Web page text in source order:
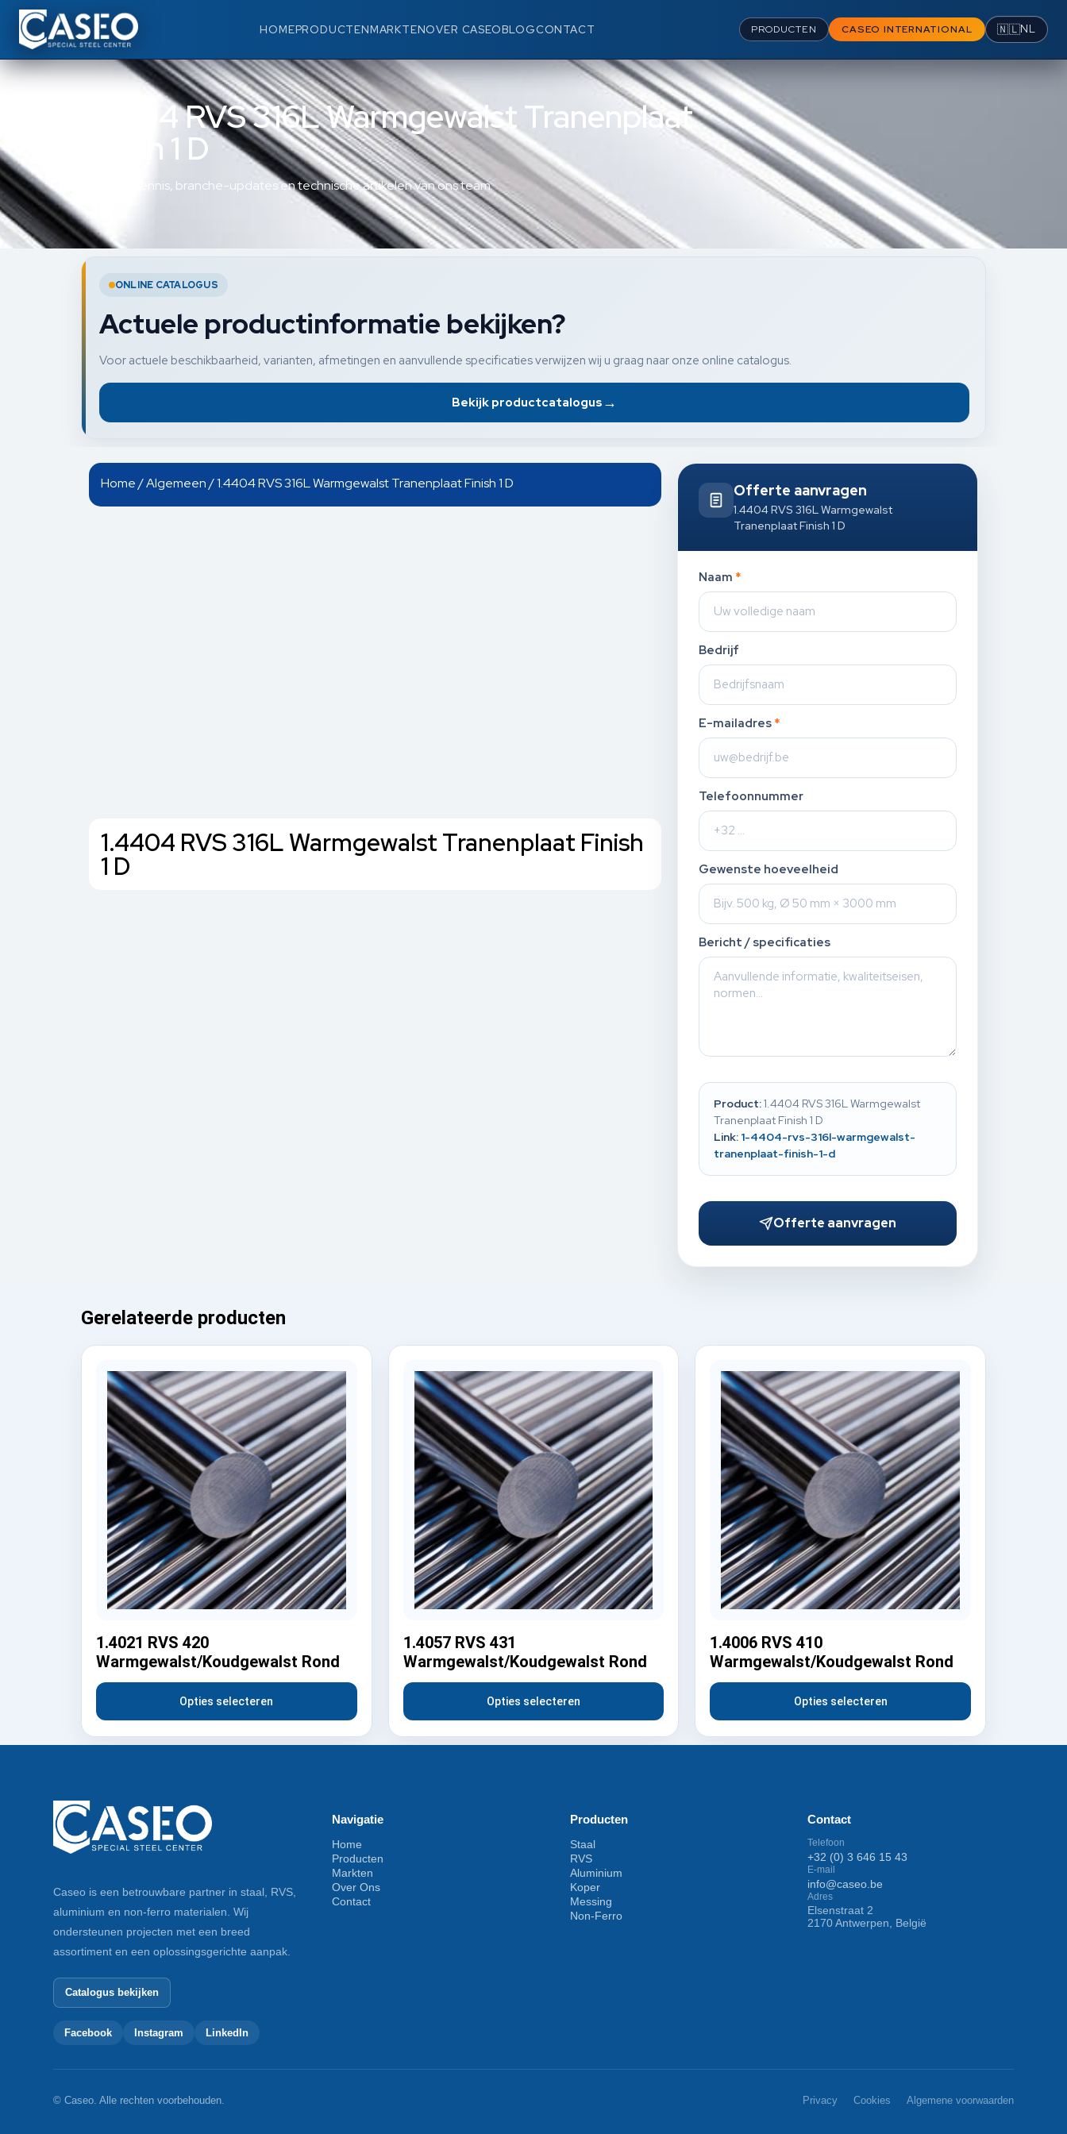
HOMEPRODUCTENMARKTENOVER CASEOBLOGCONTACT PRODUCTEN CASEO INTERNATIONAL 🇳🇱NL
1.4404 RVS 316L Warmgewalst Tranenplaat
Finish 1 D
Materiaalkennis, branche-updates en technische artikelen van ons team.
ONLINE CATALOGUS
Actuele productinformatie bekijken?
Voor actuele beschikbaarheid, varianten, afmetingen en aanvullende specificaties verwijzen wij u graag naar onze online catalogus.
Bekijk productcatalogus →
Home/Algemeen/ 1.4404 RVS 316L Warmgewalst Tranenplaat Finish 1 D
1.4404 RVS 316L Warmgewalst Tranenplaat Finish
1 D
Offerte aanvragen
1.4404 RVS 316L Warmgewalst
Tranenplaat Finish 1 D
Naam *
Bedrijf
E-mailadres *
Telefoonnummer
Gewenste hoeveelheid
Bericht / specificaties
Product:1.4404 RVS 316L Warmgewalst
Tranenplaat Finish 1 D
Link: 1-4404-rvs-316l-warmgewalst-
tranenplaat-finish-1-d
Offerte aanvragen
Gerelateerde producten
1.4021 RVS 420
Warmgewalst/Koudgewalst Rond
Opties selecteren
1.4057 RVS 431
Warmgewalst/Koudgewalst Rond
Opties selecteren
1.4006 RVS 410
Warmgewalst/Koudgewalst Rond
Opties selecteren
Caseo is een betrouwbare partner in staal, RVS,
aluminium en non-ferro materialen. Wij
ondersteunen projecten met een breed
assortiment en een oplossingsgerichte aanpak.
Catalogus bekijken
Facebook Instagram LinkedIn
Navigatie
Home
Producten
Markten
Over Ons
Contact
Producten
Staal
RVS
Aluminium
Koper
Messing
Non-Ferro
Contact
Telefoon
+32 (0) 3 646 15 43
E-mail
info@caseo.be
Adres
Elsenstraat 2
2170 Antwerpen, België
© Caseo. Alle rechten voorbehouden. Privacy Cookies Algemene voorwaarden